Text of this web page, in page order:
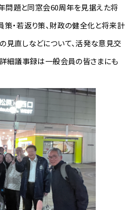
問題と同窓会60周年を見据えた将
・若返り策、財政の健全化と将来計
見直しなどについて、活発な意見交
細議事録は一般会員の皆さまにも